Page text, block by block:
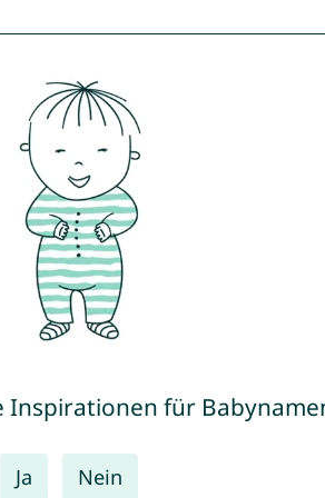
Inspirationen für
Ja Nein